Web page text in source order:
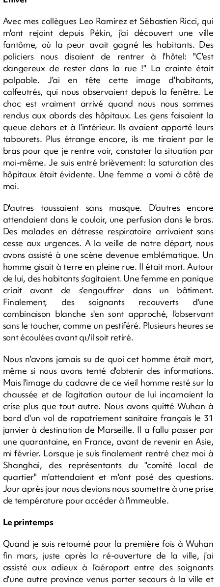
Avec mes collègues Leo Ramirez et Sébastien Ricci, qui
m'ont rejoint depuis Pékin, j'ai découvert une ville
fantôme, où la peur avait gagné les habitants. Des
policiers nous disaient de rentrer à l'hôtel: "C'est
dangereux de rester dans la rue !" La crainte était
palpable. J'ai en tête cette image d'habitants,
calfeutrés, qui nous observaient depuis la fenêtre. Le
choc est vraiment arrivé quand nous nous sommes
rendus aux abords des hôpitaux. Les gens faisaient la
queue dehors et à l'intérieur. Ils avaient apporté leurs
tabourets. Plus étrange encore, ils me tiraient par le
bras pour que je rentre voir, constater la situation par
moi-même. Je suis entré brièvement: la saturation des
hôpitaux était évidente. Une femme a vomi à côté de
moi.
D'autres toussaient sans masque. D'autres encore
attendaient dans le couloir, une perfusion dans le bras.
Des malades en détresse respiratoire arrivaient sans
cesse aux urgences. A la veille de notre départ, nous
avons assisté à une scène devenue emblématique. Un
homme gisait à terre en pleine rue. Il était mort. Autour
de lui, des habitants s'agitaient. Une femme en panique
criait avant de s'engouffrer dans un bâtiment.
Finalement, des soignants recouverts d'une
combinaison blanche s'en sont approché, l'observant
sans le toucher, comme un pestiféré. Plusieurs heures se
sont écoulées avant qu'il soit retiré.
Nous n'avons jamais su de quoi cet homme était mort,
même si nous avons tenté d'obtenir des informations.
Mais l'image du cadavre de ce vieil homme resté sur la
chaussée et de l'agitation autour de lui incarnaient la
crise plus que tout autre. Nous avons quitté Wuhan à
bord d'un vol de rapatriement sanitaire français le 31
janvier à destination de Marseille. Il a fallu passer par
une quarantaine, en France, avant de revenir en Asie,
mi février. Lorsque je suis finalement rentré chez moi à
Shanghai, des représentants du "comité local de
quartier" m'attendaient et m'ont posé des questions.
Jour après jour nous devions nous soumettre à une prise
de température pour accéder à l'immeuble.
Le printemps
Quand je suis retourné pour la première fois à Wuhan
fin mars, juste après la ré-ouverture de la ville, j'ai
assisté aux adieux à l'aéroport entre des soignants
d'une autre province venus porter secours à la ville et